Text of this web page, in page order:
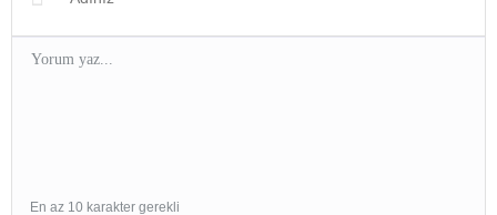
En az 10 karakter gerekli